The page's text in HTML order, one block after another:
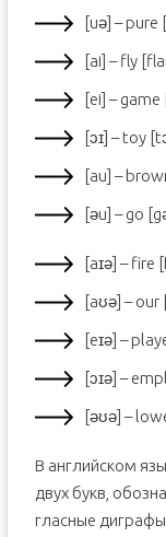
[uə] – pure
[ai] – fly
[ei] – game
[ɔɪ] – toy
[au] –
[əu] – go
[aɪə] – fire
[aʊə] – our
[eɪə] –
[ɔɪə] –
[əʊə] –
В английском
двух букв,
гласные